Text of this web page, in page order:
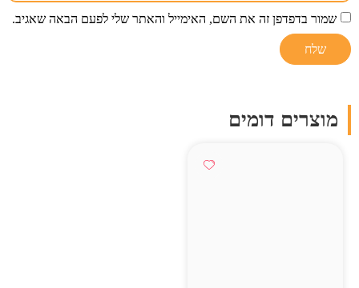
שמור בדפדפן זה את השם, האימייל והאתר שלי לפעם הבאה שאגיב.
מוצרים דומים